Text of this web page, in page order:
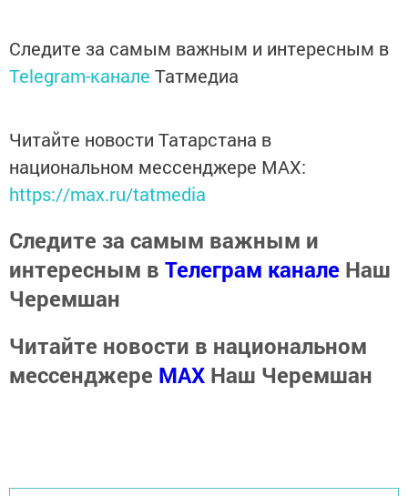
Следите за самым важным и интересным в
Telegram-канале Татмедиа
Читайте новости Татарстана в
национальном мессенджере MАХ:
https://max.ru/tatmedia
Следите за самым важным и
интересным в Телеграм канале Наш
Черемшан
Читайте новости в национальном
мессенджере MАХ Наш Черемшан